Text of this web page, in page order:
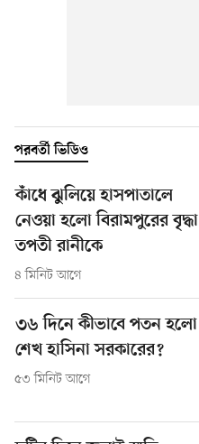
পরবর্তী ভিডিও
কাঁধে ঝুলিয়ে হাসপাতালে
নেওয়া হলো বিরামপুরের বৃদ্ধা
তপতী রানীকে
৪ মিনিট আগে
৩৬ দিনে কীভাবে পতন হলো
শেখ হাসিনা সরকারের?
৫৩ মিনিট আগে